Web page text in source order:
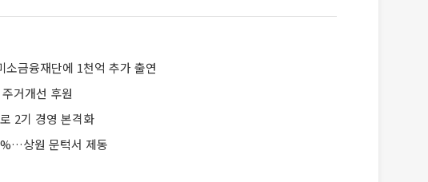
금융재단에 1천억 추가 출연
거개선 후원
2기 경영 본격화
상원 문턱서 제동